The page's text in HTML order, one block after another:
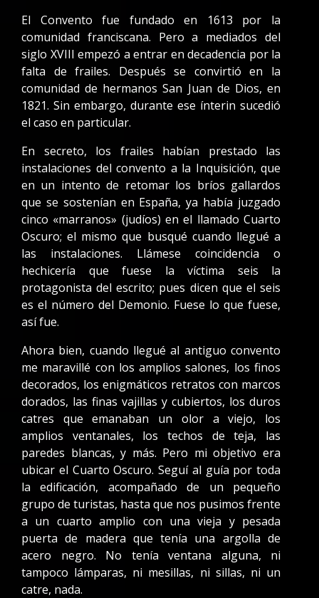
El Convento fue fundado en 1613 por la
comunidad franciscana. Pero a mediados del
siglo XVIII empezó a entrar en decadencia por la
falta de frailes. Después se convirtió en la
comunidad de hermanos San Juan de Dios, en
1821. Sin embargo, durante ese ínterin sucedió
el caso en particular.
En secreto, los frailes habían prestado las
instalaciones del convento a la Inquisición, que
en un intento de retomar los bríos gallardos
que se sostenían en España, ya había juzgado
cinco «marranos» (judíos) en el llamado Cuarto
Oscuro; el mismo que busqué cuando llegué a
las instalaciones. Llámese coincidencia o
hechicería que fuese la víctima seis la
protagonista del escrito; pues dicen que el seis
es el número del Demonio. Fuese lo que fuese,
así fue.
Ahora bien, cuando llegué al antiguo convento
me maravillé con los amplios salones, los finos
decorados, los enigmáticos retratos con marcos
dorados, las finas vajillas y cubiertos, los duros
catres que emanaban un olor a viejo, los
amplios ventanales, los techos de teja, las
paredes blancas, y más. Pero mi objetivo era
ubicar el Cuarto Oscuro. Seguí al guía por toda
la edificación, acompañado de un pequeño
grupo de turistas, hasta que nos pusimos frente
a un cuarto amplio con una vieja y pesada
puerta de madera que tenía una argolla de
acero negro. No tenía ventana alguna, ni
tampoco lámparas, ni mesillas, ni sillas, ni un
catre, nada.